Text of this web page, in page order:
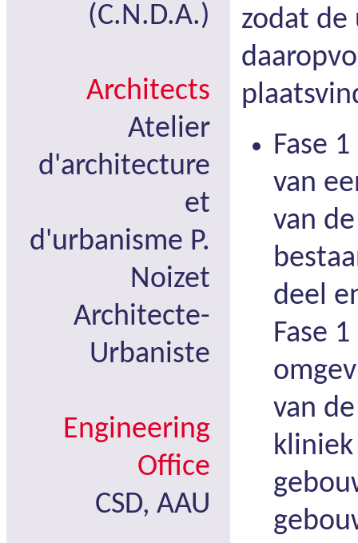
(C.N.D.A.)
Architects
Atelier
d'architecture
et
d'urbanisme P.
Noizet
Architecte-
Urbaniste
Engineering
Office
CSD, AAU
zodat de
Fase
van
van
deel
Fase
van